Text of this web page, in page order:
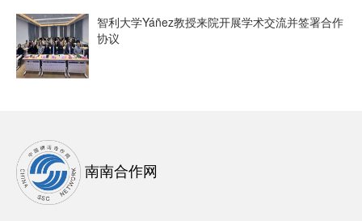
智利大学Yáñez教授来院开展学术交流并签署合作
协议
南南合作网